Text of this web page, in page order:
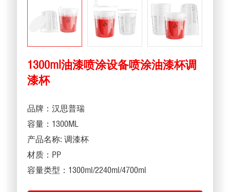
1300ml油漆喷涂设备喷涂油漆杯调
漆杯
品牌：汉思普瑞
容量：1300ML
产品名称: 调漆杯
材质：PP
容量类型：1300ml/2240ml/4700ml